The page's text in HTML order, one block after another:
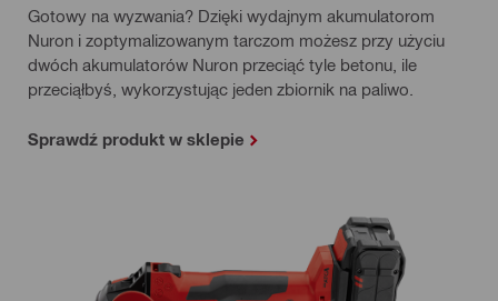
Gotowy na wyzwania? Dzięki wydajnym akumulatorom
Nuron i zoptymalizowanym tarczom możesz przy użyciu
dwóch akumulatorów Nuron przeciąć tyle betonu, ile
przeciąłbyś, wykorzystując jeden zbiornik na paliwo.
Sprawdź produkt w sklepie